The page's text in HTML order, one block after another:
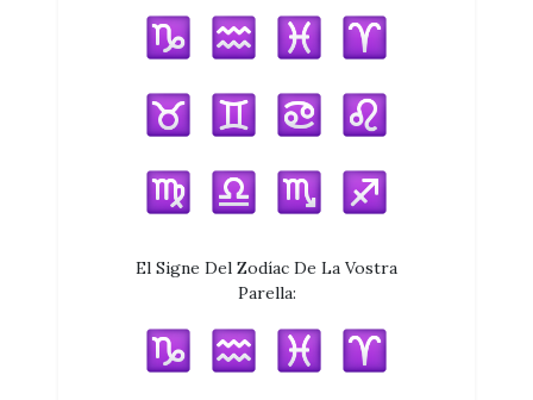
El Signe Del Zodíac De La Vostra
Parella: